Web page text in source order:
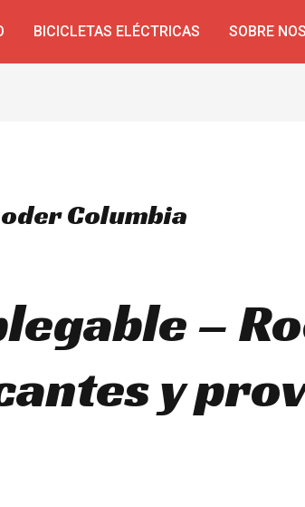
BICICLETAS ELÉCTRICAS SOBRE
Columbia
–
y